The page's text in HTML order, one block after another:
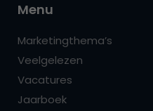
Menu
Marketingthema’s
Veelgelezen
Vacatures
Jaarboek